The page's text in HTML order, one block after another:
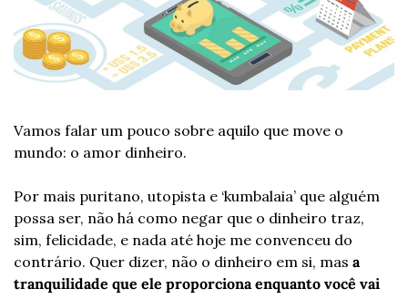
Vamos falar um pouco sobre aquilo que move o
mundo: o amor dinheiro.
Por mais puritano, utopista e ‘kumbalaia’ que alguém
possa ser, não há como negar que o dinheiro traz,
sim, felicidade, e nada até hoje me convenceu do
contrário. Quer dizer, não o dinheiro em si, mas a
tranquilidade que ele proporciona enquanto você vai